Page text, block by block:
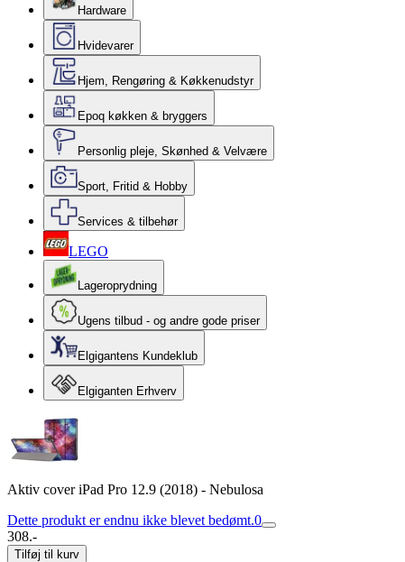
Hardware
Hvidevarer
Hjem, Rengøring & Køkkenudstyr
Epoq køkken & bryggers
Personlig pleje, Skønhed & Velvære
Sport, Fritid & Hobby
Services & tilbehør
LEGO
Lageroprydning
Ugens tilbud - og andre gode priser
Elgigantens Kundeklub
Elgiganten Erhverv
Aktiv cover iPad Pro 12.9 (2018) - Nebulosa
Dette produkt er endnu ikke blevet bedømt.0
308.-
Tilføj til kurv